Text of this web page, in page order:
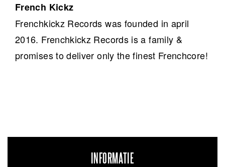
French Kickz
Frenchkickz Records was founded in april
2016. Frenchkickz Records is a family &
promises to deliver only the finest Frenchcore!
INFORMATIE